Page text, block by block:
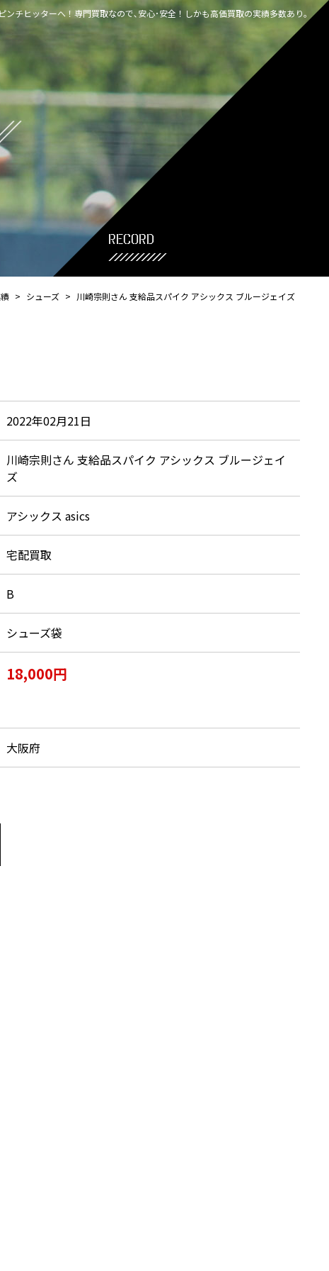
ンチヒッターへ！専門買取なので､安心･安全！しかも高価買取の実績多数あり｡
record
> シューズ > 川崎宗則さん 支給品スパイク アシックス ブルージェイズ
2022年02月21日
川崎宗則さん 支給品スパイク アシックス ブルージェイ
ズ
アシックス asics
宅配買取
B
シューズ袋
18,000円
大阪府